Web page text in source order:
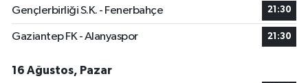
Gençlerbirliği S.K. - Fenerbahçe 21:30
Gaziantep FK - Alanyaspor 21:30
16 Ağustos, Pazar